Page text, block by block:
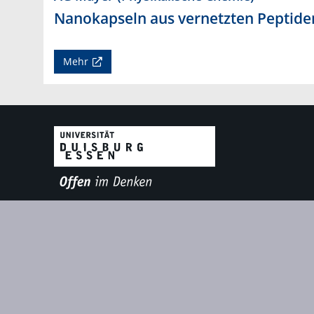
Nanokapseln aus vernetzten
Mehr